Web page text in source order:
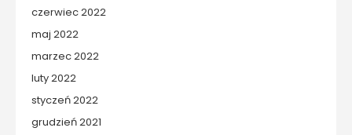
czerwiec 2022
maj 2022
marzec 2022
luty 2022
styczeń 2022
grudzień 2021